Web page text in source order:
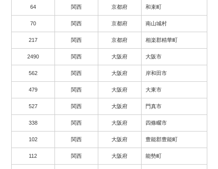
64 関西 京都府 和束町
70 関西 京都府 南山城村
217 関西 京都府 相楽郡精華町
2490 関西 大阪府 大阪市
562 関西 大阪府 岸和田市
479 関西 大阪府 大東市
527 関西 大阪府 門真市
338 関西 大阪府 四條畷市
102 関西 大阪府 豊能郡豊能町
112 関西 大阪府 能勢町